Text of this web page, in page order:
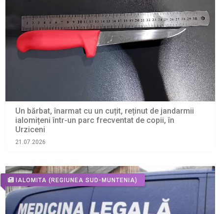
Un bărbat, înarmat cu un cuțit, reținut de jandarmii
ialomițeni într-un parc frecventat de copii, în
Urziceni
21.07.2026
IALOMITA (REGIUNEA SUD-MUNTENIA)